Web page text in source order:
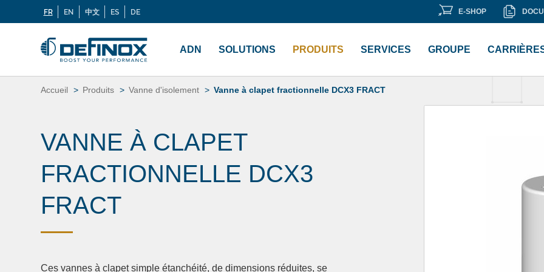
Langues
FR EN 中文 ES DE E-SHOP
E-
Aller
au
contenu
principal
ADN SOLUTIONS PRODUITS SERVICES GROUPE
Si vous recherchez une documentation, cliquez sur «Bibliothèque de documents« .
Accueil Produits Vanne d'isolement Vanne à clapet fractionnelle DCX3 FRACT
VANNE À CLAPET
FRACTIONNELLE DCX3
FRACT
Ces vannes à clapet simple étanchéité, de dimensions réduites, se